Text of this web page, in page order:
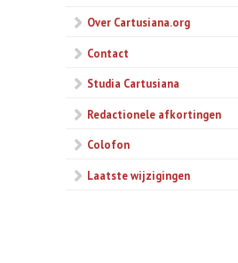
Over Cartusiana.org
Contact
Studia Cartusiana
Redactionele afkortingen
Colofon
Laatste wijzigingen